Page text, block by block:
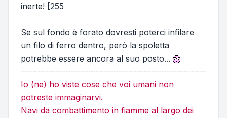
inerte! [255
Se sul fondo è forato dovresti poterci infilare
un filo di ferro dentro, però la spoletta
potrebbe essere ancora al suo posto...
Io (ne) ho viste cose che voi umani non
potreste immaginarvi.
Navi da combattimento in fiamme al largo dei